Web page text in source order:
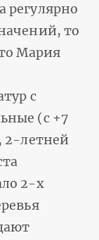
регулярно
то
Мария
с
(с +7
2-летней
2-х